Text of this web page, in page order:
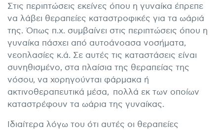
Στις περιπτώσεις εκείνες όπου η γυναίκα έπρεπε
να λάβει θεραπείες καταστροφικές για τα ωάριά
της. Όπως π.χ. συμβαίνει στις περιπτώσεις όπου η
γυναίκα πάσχει από αυτοάνοασα νοσήματα,
νεοπλασίες κ.ά. Σε αυτές τις καταστάσεις είναι
συνηθισμένο, στα πλαίσια της θεραπείας της
νόσου, να χορηγούνται φάρμακα ή
ακτινοθεραπευτικά μέσα, πολλά εκ των οποίων
καταστρέφουν τα ωάρια της γυναίκας.
Ιδιαίτερα λόγω του ότι αυτές οι θεραπείες